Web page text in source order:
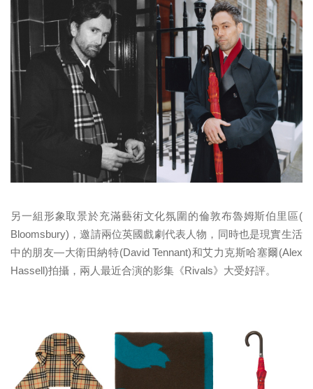
另一組形象取景於充滿藝術文化氛圍的倫敦布魯姆斯伯里區(
Bloomsbury) ，邀請兩位英國戲劇代表人物， 同時也是現實生活
中的朋友—大衛田納特(David Tennant)和艾力克斯哈塞爾(Alex
Hassell)拍攝，兩人最近合演的影集《Rivals》 大受好評。